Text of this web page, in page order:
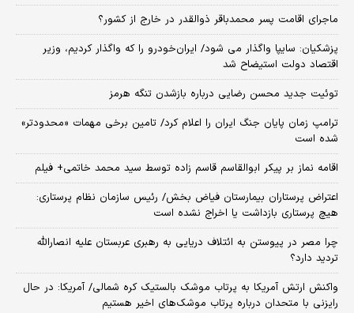
ماجرای اقامت پسر محمدباقر ذوالقدر در خارج از کشور؟
پزشکیان: سایپا واگذار می شود/ ایران‌خودرو را که واگذار کردیم، وزیر
اقتصاد دولت استیضاح شد
توئیت جدید محسن رضایی درباره بازشدن تنگه هرمز
ترامپ زمان پایان جنگ ایران را اعلام کرد/ تامین برخی مهمات «محدودتر»
شده است
اقامه نماز بر پیکر ابوالقاسم قاسم زاده توسط سید محمد خاتمی+ فیلم
اعتراض پرستاران بیمارستان فیاض بخش/ رئیس سازمان نظام پرستاری:
هیچ پرستاری بازداشت یا اخراج نشده است
چرا مصر در پیوستن به ائتلاف دریایی به رهبری عربستان علیه انصارالله
تردید دارد؟
واکنش ارتش آمریکا به پرتاب موشک بالستیک کره شمالی/ آمریکا: در حال
رایزنی با متحدان درباره پرتاب موشک‌های اخیر هستیم